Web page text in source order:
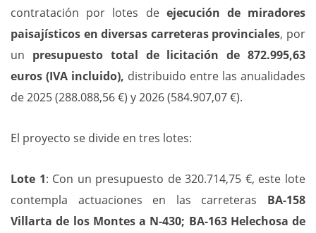
contratación por lotes de ejecución de miradores
paisajísticos en diversas carreteras provinciales, por
un presupuesto total de licitación de 872.995,63
euros (IVA incluido), distribuido entre las anualidades
de 2025 (288.088,56 €) y 2026 (584.907,07 €).
El proyecto se divide en tres lotes:
Lote 1: Con un presupuesto de 320.714,75 €, este lote
contempla actuaciones en las carreteras BA-158
Villarta de los Montes a N-430; BA-163 Helechosa de